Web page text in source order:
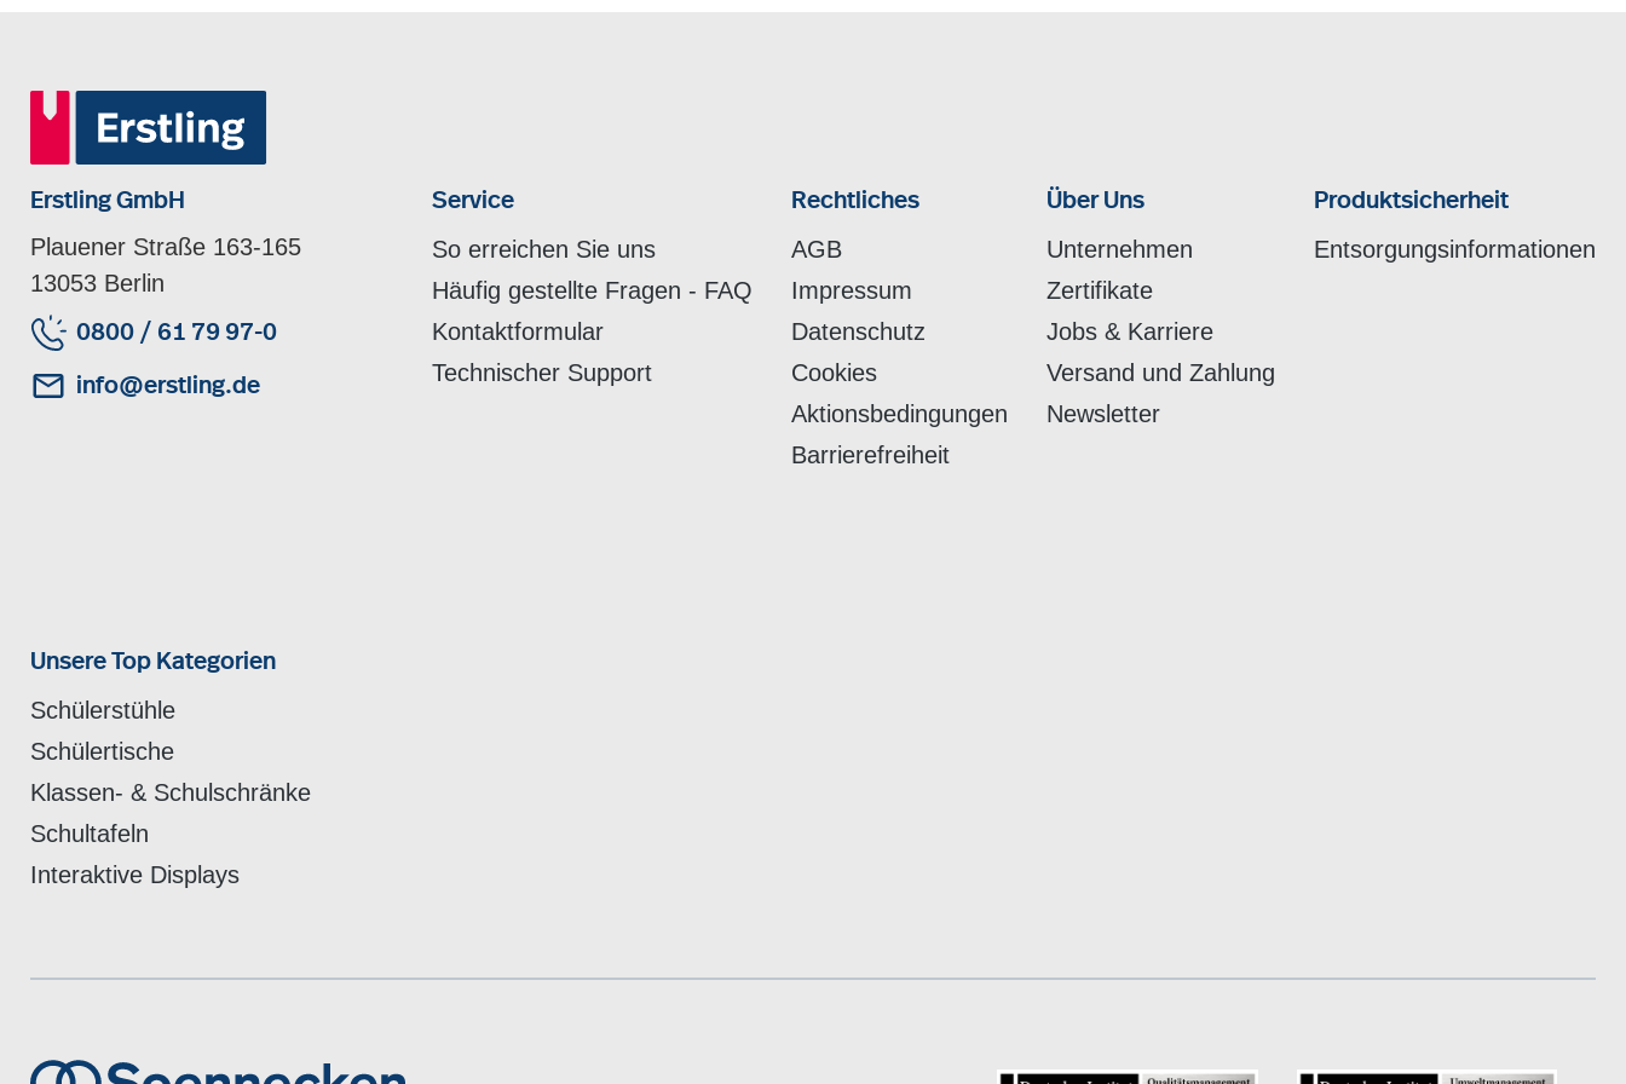
Erstling GmbH
Plauener Straße 163-165
13053 Berlin
0800 / 61 79 97-0
info@erstling.de
Service
So erreichen Sie uns
Häufig gestellte Fragen - FAQ
Kontaktformular
Technischer Support
Rechtliches
AGB
Impressum
Datenschutz
Cookies
Aktionsbedingungen
Barrierefreiheit
Über Uns
Unternehmen
Zertifikate
Jobs & Karriere
Versand und Zahlung
Newsletter
Produktsicherheit
Entsorgungsinformationen
Unsere Top Kategorien
Schülerstühle
Schülertische
Klassen- & Schulschränke
Schultafeln
Interaktive Displays